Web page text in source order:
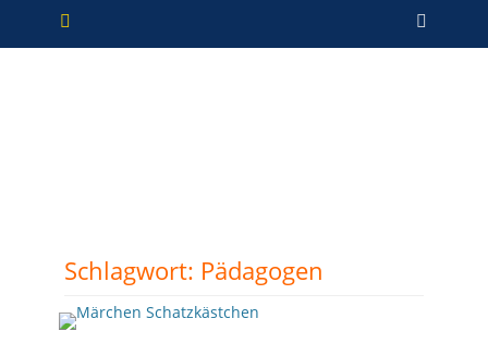
Zum
Primäres Menü
Schlagwort: Pädagogen